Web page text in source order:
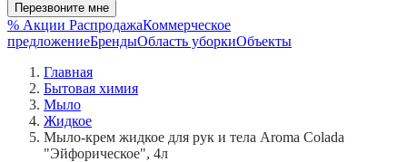
Перезвоните мне
% Акции РаспродажаКоммерческое
предложениеБрендыОбласть уборкиОбъекты
Главная
Бытовая химия
Мыло
Жидкое
Мыло-крем жидкое для рук и тела Aroma Colada
"Эйфорическое", 4л